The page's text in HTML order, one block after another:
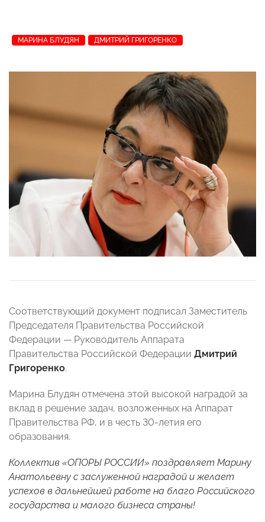
МАРИНА БЛУДЯН ДМИТРИЙ ГРИГОРЕНКО
Соответствующий документ подписал Заместитель
Председателя Правительства Российской
Федерации — Руководитель Аппарата
Правительства Российской Федерации Дмитрий
Григоренко.
Марина Блудян отмечена этой высокой наградой за
вклад в решение задач, возложенных на Аппарат
Правительства РФ, и в честь 30-летия его
образования.
Коллектив «ОПОРЫ РОССИИ» поздравляет Марину
Анатольевну с заслуженной наградой и желает
успехов в дальнейшей работе на благо Российского
государства и малого бизнеса страны!